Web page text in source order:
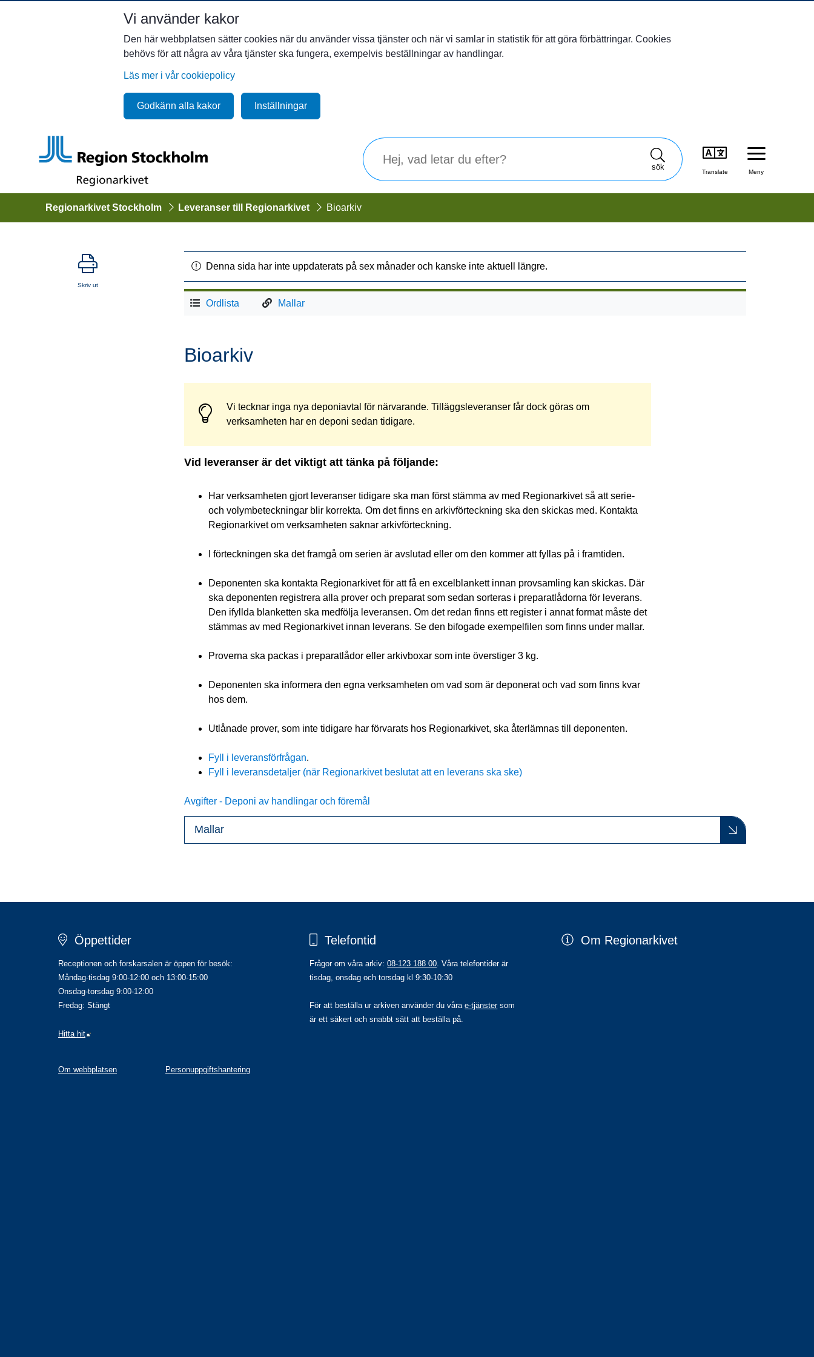
Vi använder kakor
Den här webbplatsen sätter cookies när du använder vissa tjänster och när vi samlar in statistik för att göra förbättringar. Cookies
behövs för att några av våra tjänster ska fungera, exempelvis beställningar av handlingar.
Läs mer i vår cookiepolicy
Godkänn alla kakor Inställningar
sök
Translate Meny
Regionarkivet Stockholm Leveranser till Regionarkivet Bioarkiv
Skriv ut
Denna sida har inte uppdaterats på sex månader och kanske inte aktuell längre.
Ordlista Mallar
Bioarkiv
Vi tecknar inga nya deponiavtal för närvarande. Tilläggsleveranser får dock göras om
verksamheten har en deponi sedan tidigare.
Vid leveranser är det viktigt att tänka på följande:
Har verksamheten gjort leveranser tidigare ska man först stämma av med Regionarkivet så att serie-
och volymbeteckningar blir korrekta. Om det finns en arkivförteckning ska den skickas med. Kontakta
Regionarkivet om verksamheten saknar arkivförteckning.
I förteckningen ska det framgå om serien är avslutad eller om den kommer att fyllas på i framtiden.
Deponenten ska kontakta Regionarkivet för att få en excelblankett innan provsamling kan skickas. Där
ska deponenten registrera alla prover och preparat som sedan sorteras i preparatlådorna för leverans.
Den ifyllda blanketten ska medfölja leveransen. Om det redan finns ett register i annat format måste det
stämmas av med Regionarkivet innan leverans. Se den bifogade exempelfilen som finns under mallar.
Proverna ska packas i preparatlådor eller arkivboxar som inte överstiger 3 kg.
Deponenten ska informera den egna verksamheten om vad som är deponerat och vad som finns kvar
hos dem.
Utlånade prover, som inte tidigare har förvarats hos Regionarkivet, ska återlämnas till deponenten.
Fyll i leveransförfrågan.
Fyll i leveransdetaljer (när Regionarkivet beslutat att en leverans ska ske)
Avgifter - Deponi av handlingar och föremål
Mallar
Öppettider
Receptionen och forskarsalen är öppen för besök:
Måndag-tisdag 9:00-12:00 och 13:00-15:00
Onsdag-torsdag 9:00-12:00
Fredag: Stängt
Hitta hit
Telefontid
Frågor om våra arkiv: 08-123 188 00 . Våra telefontider är
tisdag, onsdag och torsdag kl 9:30-10:30
För att beställa ur arkiven använder du våra e-tjänster som
är ett säkert och snabbt sätt att beställa på.
Om Regionarkivet
Om webbplatsen Personuppgiftshantering